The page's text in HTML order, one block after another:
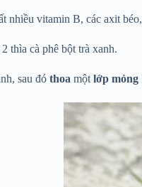
nhiều vitamin B, các axit
thìa cà phê bột trà xanh.
sau đó thoa một lớp mỏng